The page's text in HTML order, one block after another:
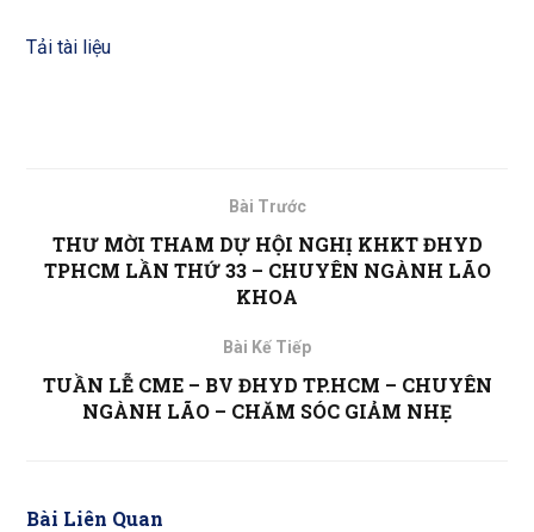
Tải tài liệu
Bài Trước
THƯ MỜI THAM DỰ HỘI NGHỊ KHKT ĐHYD
TPHCM LẦN THỨ 33 – CHUYÊN NGÀNH LÃO
KHOA
Bài Kế Tiếp
TUẦN LỄ CME – BV ĐHYD TP.HCM – CHUYÊN
NGÀNH LÃO – CHĂM SÓC GIẢM NHẸ
Bài Liên Quan